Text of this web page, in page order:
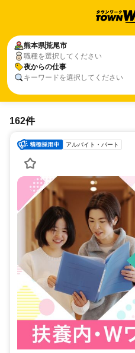
熊本県荒尾市
職種を選択してください
夜からの仕事
キーワードを選択してください
162件
アルバイト・パート